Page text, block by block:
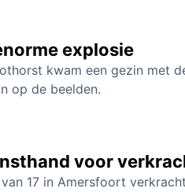
explosie
kwam een gezin met
op de beelden.
voor
17 in Amersfoort